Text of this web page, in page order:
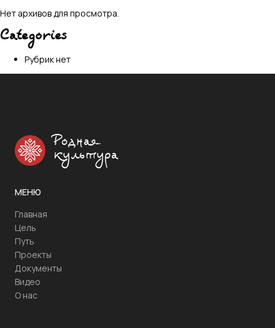
Нет архивов для просмотра.
Categories
Рубрик нет
Родная
культура
МЕНЮ
Главная
Цель
Путь
Проекты
Документы
Видео
О нас